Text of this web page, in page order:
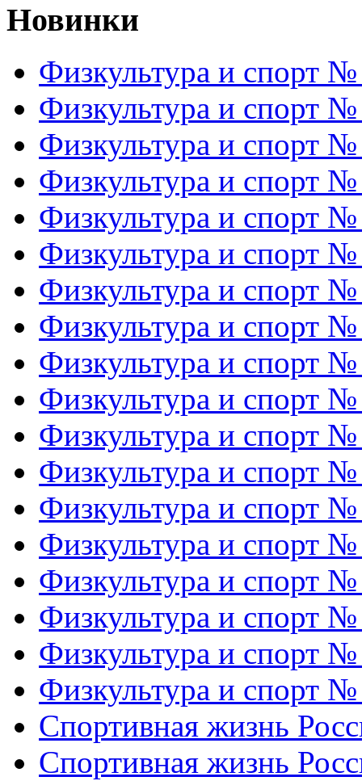
Новинки
Физкультура и спорт
Физкультура и спорт
Физкультура и спорт
Физкультура и спорт
Физкультура и спорт
Физкультура и спорт
Физкультура и спорт
Физкультура и спорт
Физкультура и спорт
Физкультура и спорт
Физкультура и спорт
Физкультура и спорт
Физкультура и спорт
Физкультура и спорт
Физкультура и спорт
Физкультура и спорт
Физкультура и спорт
Физкультура и спорт
Спортивная жизнь
Спортивная жизнь